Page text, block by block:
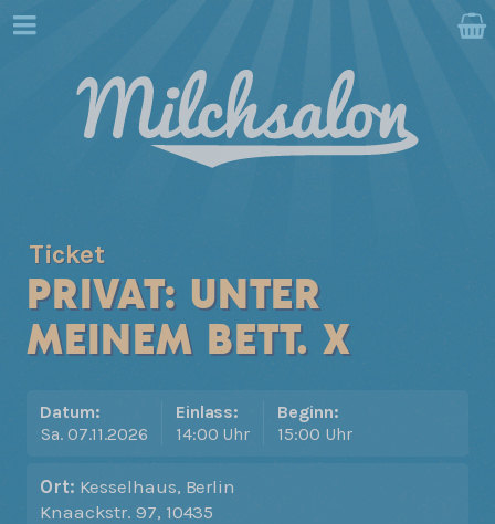
Ticket
PRIVAT: UNTER
MEINEM BETT. X
Datum:
Sa. 07.11.2026
Einlass:
14:00 Uhr
Beginn:
15:00 Uhr
Ort: Kesselhaus, Berlin
Knaackstr. 97, 10435